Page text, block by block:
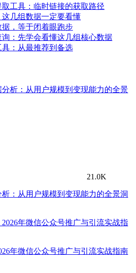
工具：临时链接的获取路径
几组数据一定要看懂
，等于闭着眼跑步
：先学会看懂这几组核心数据
：从最推荐到备选
21.0K
：从用户规模到变现能力的全景洞
年微信公众号推广与引流实战指南